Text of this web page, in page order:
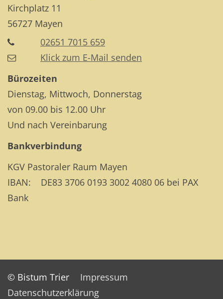
Kirchplatz 11
56727 Mayen
02651 7015 659
Klick zum E-Mail senden
Bürozeiten
Dienstag, Mittwoch, Donnerstag
von 09.00 bis 12.00 Uhr
Und nach Vereinbarung
Bankverbindung
KGV Pastoraler Raum Mayen
IBAN: DE83 3706 0193 3002 4080 06 bei PAX
Bank
© Bistum Trier
Impressum
Datenschutzerklärung